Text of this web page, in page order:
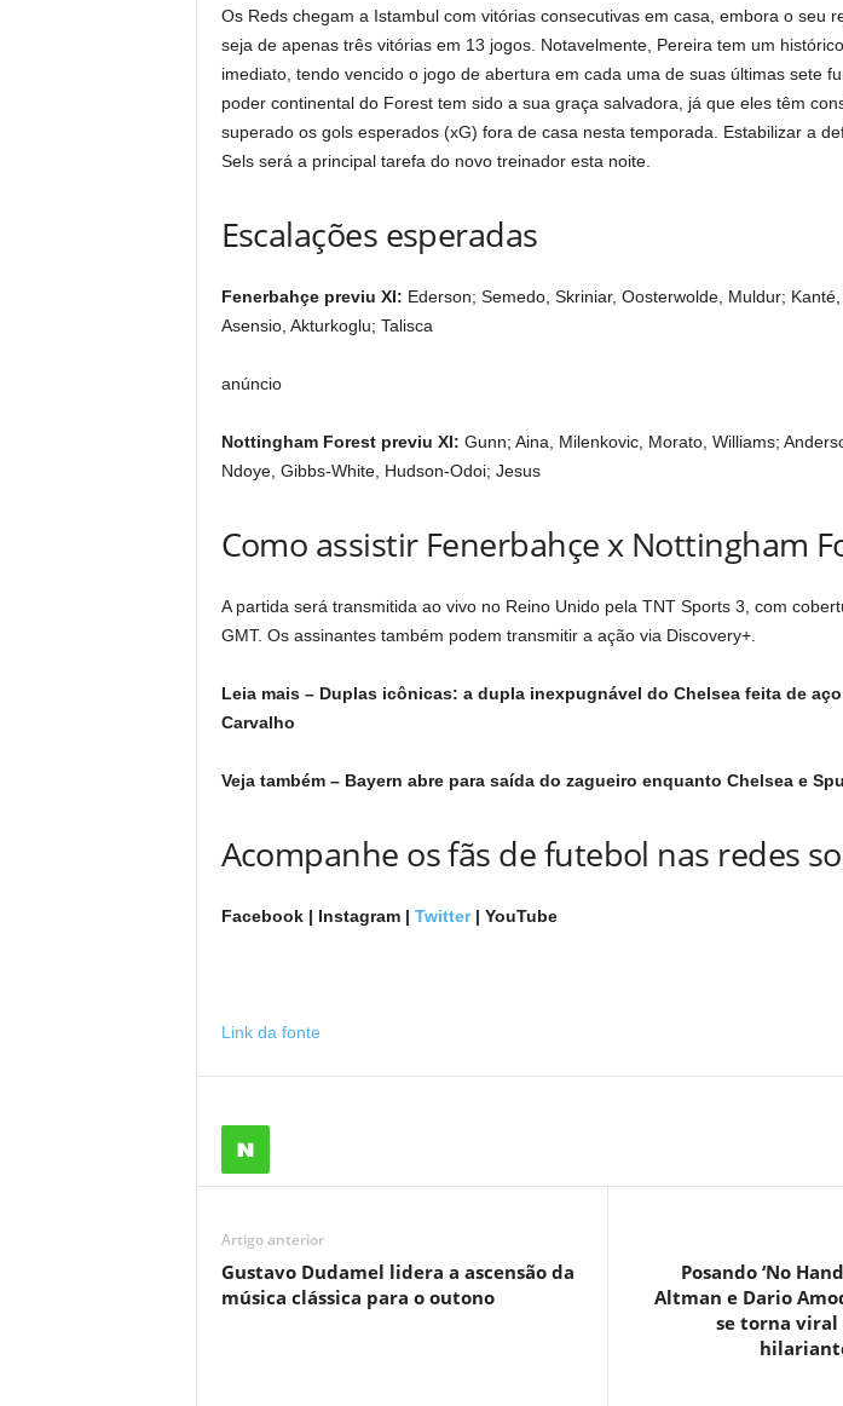
Os Reds chegam a Istambul com vitórias consecutivas em casa, embora o seu
seja de apenas três vitórias em 13 jogos. Notavelmente, Pereira tem um
imediato, tendo vencido o jogo de abertura em cada uma de suas últimas sete
poder continental do Forest tem sido a sua graça salvadora, já que eles têm
superado os gols esperados (xG) fora de casa nesta temporada. Estabilizar a
Sels será a principal tarefa do novo treinador esta noite.
Escalações esperadas
Fenerbahçe previu XI: Ederson; Semedo, Skriniar, Oosterwolde, Muldur;
Asensio, Akturkoglu; Talisca
anúncio
Nottingham Forest previu XI: Gunn; Aina, Milenkovic, Morato, Williams;
Ndoye, Gibbs-White, Hudson-Odoi; Jesus
Como assistir Fenerbahçe x Nottingham
A partida será transmitida ao vivo no Reino Unido pela TNT Sports 3, com
GMT. Os assinantes também podem transmitir a ação via Discovery+.
Leia mais – Duplas icônicas: a dupla inexpugnável do Chelsea feita de aço
Carvalho
Veja também – Bayern abre para saída do zagueiro enquanto Chelsea e
Acompanhe os fãs de futebol nas redes
Facebook | Instagram | Twitter| YouTube
Link da fonte
Artigo anterior
Gustavo Dudamel lidera a ascensão da
música clássica para o outono
Posando ‘No
Altman e Dario
se torna viral